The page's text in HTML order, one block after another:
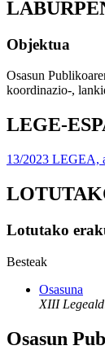
Objektua
Osasun
koordinazio-,
LEGE-
13/2023 LEGEA,
Lotutako
Besteak
Osasuna
XIII
Osasun